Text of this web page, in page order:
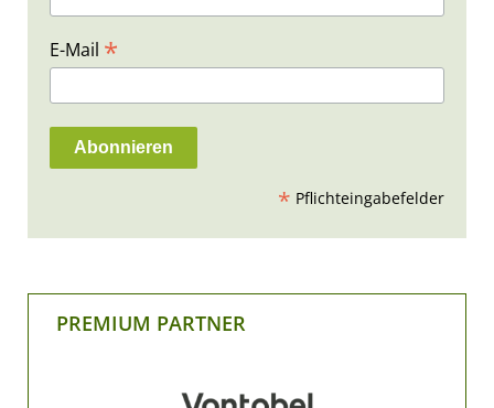
E-Mail *
* Pflichteingabefelder
PREMIUM PARTNER